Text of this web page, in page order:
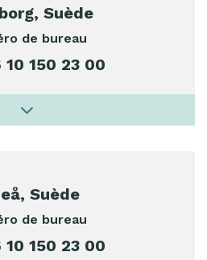
Suède
de bureau
10 150 23 00
Suède
de bureau
10 150 23 00